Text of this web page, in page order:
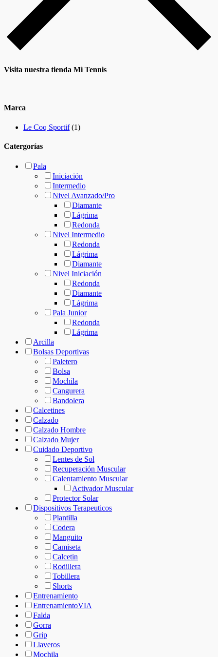
Visita nuestra tienda Mi Tennis
Marca
Le Coq Sportif (1)
Catergorías
Pala
Iniciación
Intermedio
Nivel Avanzado/Pro
Diamante
Lágrima
Redonda
Nivel Intermedio
Redonda
Lágrima
Diamante
Nivel Iniciación
Redonda
Diamante
Lágrima
Pala Junior
Redonda
Lágrima
Arcilla
Bolsas Deportivas
Paletero
Bolsa
Mochila
Cangurera
Bandolera
Calcetines
Calzado
Calzado Hombre
Calzado Mujer
Cuidado Deportivo
Lentes de Sol
Recuperación Muscular
Calentamiento Muscular
Activador Muscular
Protector Solar
Dispositivos Terapeuticos
Plantilla
Codera
Manguito
Camiseta
Calcetin
Rodillera
Tobillera
Shorts
Entrenamiento
EntrenamientoVIA
Falda
Gorra
Grip
Llaveros
Mochila